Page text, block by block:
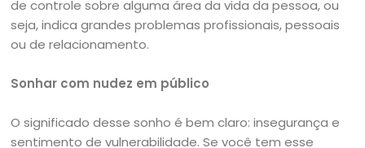
de controle sobre alguma área da vida da pessoa, ou
seja, indica grandes problemas profissionais, pessoais
ou de relacionamento.
Sonhar com nudez em público
O significado desse sonho é bem claro: insegurança e
sentimento de vulnerabilidade. Se você tem esse